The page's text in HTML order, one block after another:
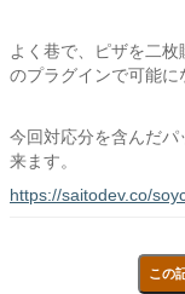
よく巷で、ピザを二
のプラグインで可能に
今回対応分を含んだ
来ます。
https://saitodev.co/
この